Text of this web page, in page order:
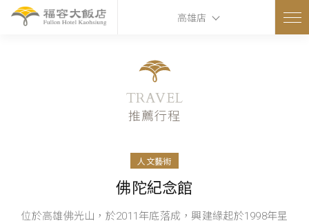
高雄店
TRAVEL
推薦行程
人文藝術
佛陀紀念館
位於高雄佛光山，於2011年底落成，興建緣起於1998年星